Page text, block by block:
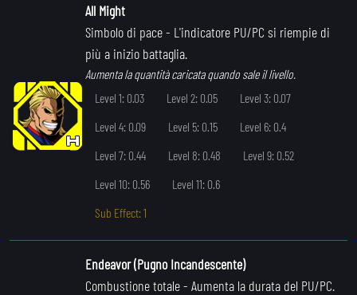
All Might
Simbolo di pace- L'indicatore PU/PC si riempie di
più a inizio battaglia.
Aumenta la quantità caricata quando sale il livello.
Level 1: 0.03
Level 2: 0.05
Level 3: 0.07
Level 4: 0.09
Level 5: 0.15
Level 6: 0.4
Level 7: 0.44
Level 8: 0.48
Level 9: 0.52
Level 10: 0.56
Level 11: 0.6
Sub Effect: 1
Endeavor (Pugno Incandescente)
Combustione totale- Aumenta la durata del PU/PC.